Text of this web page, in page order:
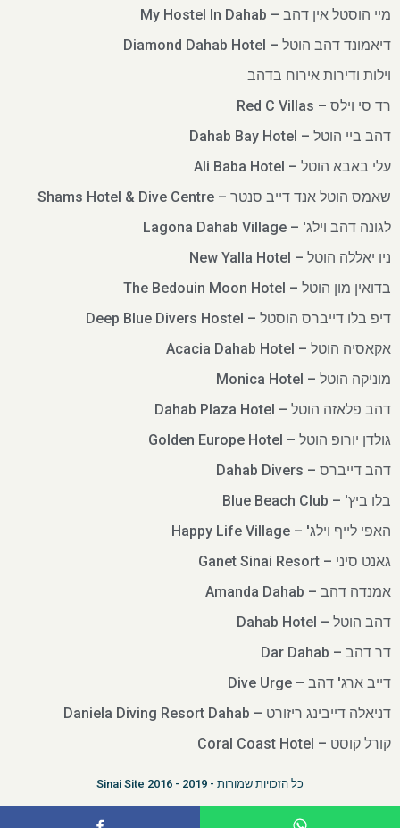
מיי הוסטל אין דהב – My Hostel In Dahab
דיאמונד דהב הוטל – Diamond Dahab Hotel
וילות ודירות אירוח בדהב
רד סי וילס – Red C Villas
דהב ביי הוטל – Dahab Bay Hotel
עלי באבא הוטל – Ali Baba Hotel
שאמס הוטל אנד דייב סנטר – Shams Hotel & Dive Centre
לגונה דהב וילג' – Lagona Dahab Village
ניו יאללה הוטל – New Yalla Hotel
בדואין מון הוטל – The Bedouin Moon Hotel
דיפ בלו דייברס הוסטל – Deep Blue Divers Hostel
אקאסיה הוטל – Acacia Dahab Hotel
מוניקה הוטל – Monica Hotel
דהב פלאזה הוטל – Dahab Plaza Hotel
גולדן יורופ הוטל – Golden Europe Hotel
דהב דייברס – Dahab Divers
בלו ביץ' – Blue Beach Club
האפי לייף וילג' – Happy Life Village
גאנט סיני – Ganet Sinai Resort
אמנדה דהב – Amanda Dahab
דהב הוטל – Dahab Hotel
דר דהב – Dar Dahab
דייב ארג' דהב – Dive Urge
דניאלה דייבינג ריזורט – Daniela Diving Resort Dahab
קורל קוסט – Coral Coast Hotel
כל הזכויות שמורות - 2019 - 2016 Sinai Site